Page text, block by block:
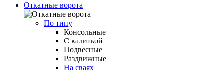
Откатные ворота
По типу
Консольные
С калиткой
Подвесные
Раздвижные
На сваях